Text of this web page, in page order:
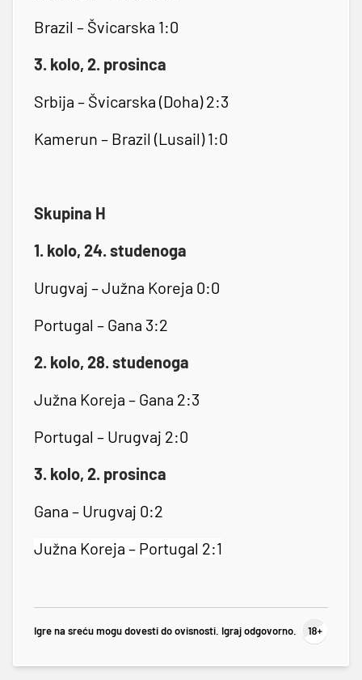
Brazil – Švicarska 1:0
3. kolo, 2. prosinca
Srbija – Švicarska (Doha) 2:3
Kamerun – Brazil (Lusail) 1:0
Skupina H
1. kolo, 24. studenoga
Urugvaj – Južna Koreja 0:0
Portugal – Gana 3:2
2. kolo, 28. studenoga
Južna Koreja – Gana 2:3
Portugal – Urugvaj 2:0
3. kolo, 2. prosinca
Gana – Urugvaj 0:2
Južna Koreja – Portugal 2:1
Igre na sreću mogu dovesti do ovisnosti. Igraj odgovorno.